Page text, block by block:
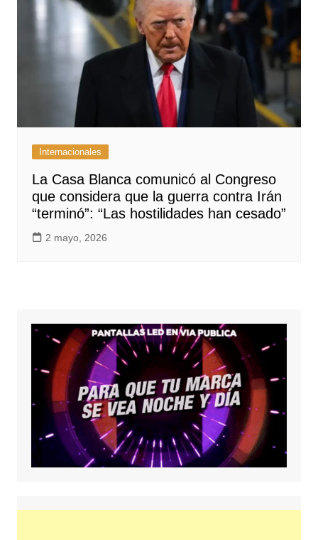
Internacionales
La Casa Blanca comunicó al Congreso
que considera que la guerra contra Irán
“terminó”: “Las hostilidades han cesado”
2 mayo, 2026